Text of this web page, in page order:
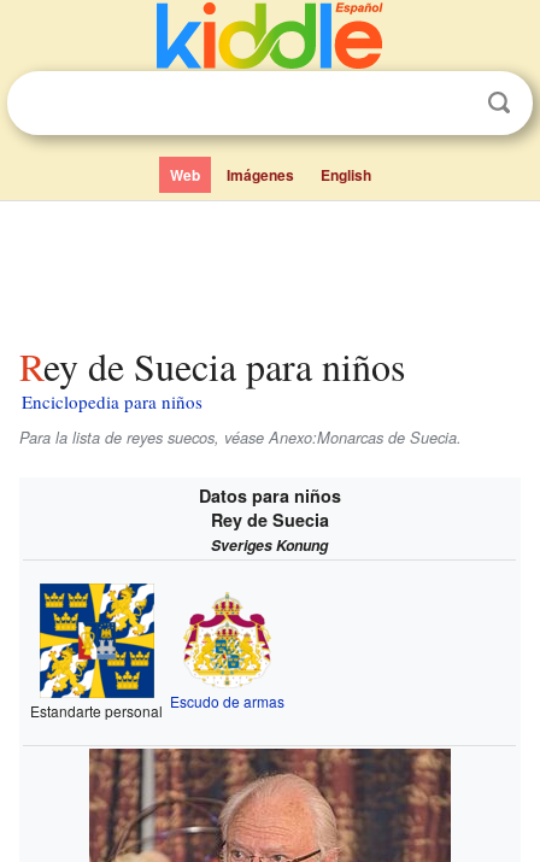
Web Imágenes English
Rey de Suecia para niños
Enciclopedia para niños
Para la lista de reyes suecos, véase Anexo:Monarcas de Suecia.
Datos para niños
Rey de Suecia
Sveriges Konung
Estandarte personal Escudo de armas